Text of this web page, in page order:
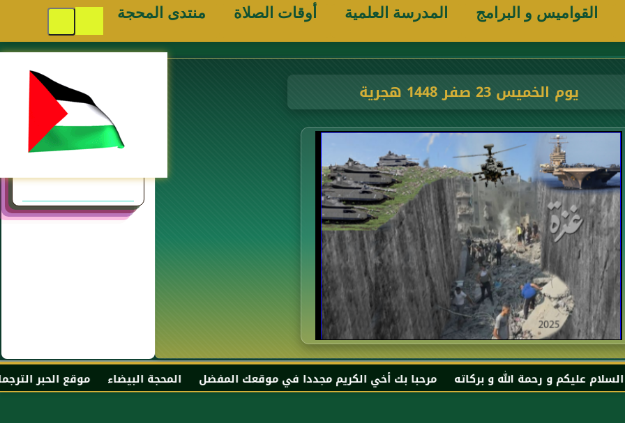
القواميس و البرامج المدرسة العلمية أوقات الصلاة منتدى المحجة
يوم الخميس 23 صفر 1448 هجرية
مواقع
إسلامية
و بركاته مرحبا بك أخي الكريم مجددا في موقعك المفضل المحجة البيضاء موقع الحبر الترجمان الزاهد الورع عبد